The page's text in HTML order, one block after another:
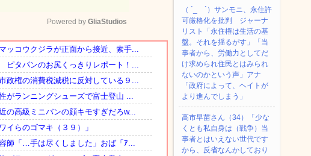
Mute
Powered by GliaStudios
（ ´_ゝ`）サンモニ、永住許
可厳格化を批判 ジャーナ
リスト「永住権は生活の基
盤。それを揺るがす」「当
事者から、労働力としてだ
け求められ住民とはみられ
ないのかという声」アナ
「政府によって、ヘイトが
より進んでしまう」
高市早苗さん（34）「少な
くとも私自身は（戦争）当
事者とはいえない世代です
から、反省なんかしており